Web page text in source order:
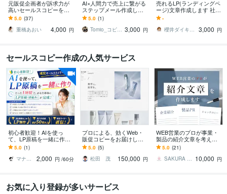
元販促企画者が訴求力が
高いセールスコピーを書
きます メルマガからECサ
イトの商品PR文まで幅広
くご対応します
5.0 (37)
重橋あおい
4,000 円
AI×人間力で売上に繋がる
ステップメール作成しま
す 5日で完成！初心者でも
売れる7通セットステップ
メール制作
5.0 (1)
Tomio_コピーライター 3,000 円
売れるLP(ランディングペ
ージ)文章作成します 社外
秘“億越えテンプレ”で成約
LP構成！
-
櫻井ダイキ｜心に響く言葉と音をお届け
3,000 円
セールスコピー作成の人気サービス
初心者歓迎！AIを使っ
て、LP原稿を一緒に作り
ます ライター直伝！LP原
稿（大枠）作成は、AIに
指示するだけ。
5.0 (1)
マナブ｜リストマーケや導線設計の相談可能
2,000 円 /60分
プロによる、効くWeb・
販促コピーをお届けしま
す プロのコピーライター
による、Web・販促物な
どのコピーを。
5.0 (5)
松田 茂
150,000 円
WEB営業のプロが事業・
製品の紹介文章を考えま
す 効果的且つ営業力・信
頼性の高いセールスライ
ティングをします
5.0 (21)
SAKURA INT 10,000 円
お気に入り登録が多いサービス